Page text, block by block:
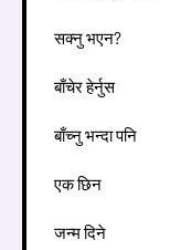
सक्नु भएन?
बाँचेर हेर्नुस
बाँच्नु भन्दा पनि
एक छिन
जन्म दिने